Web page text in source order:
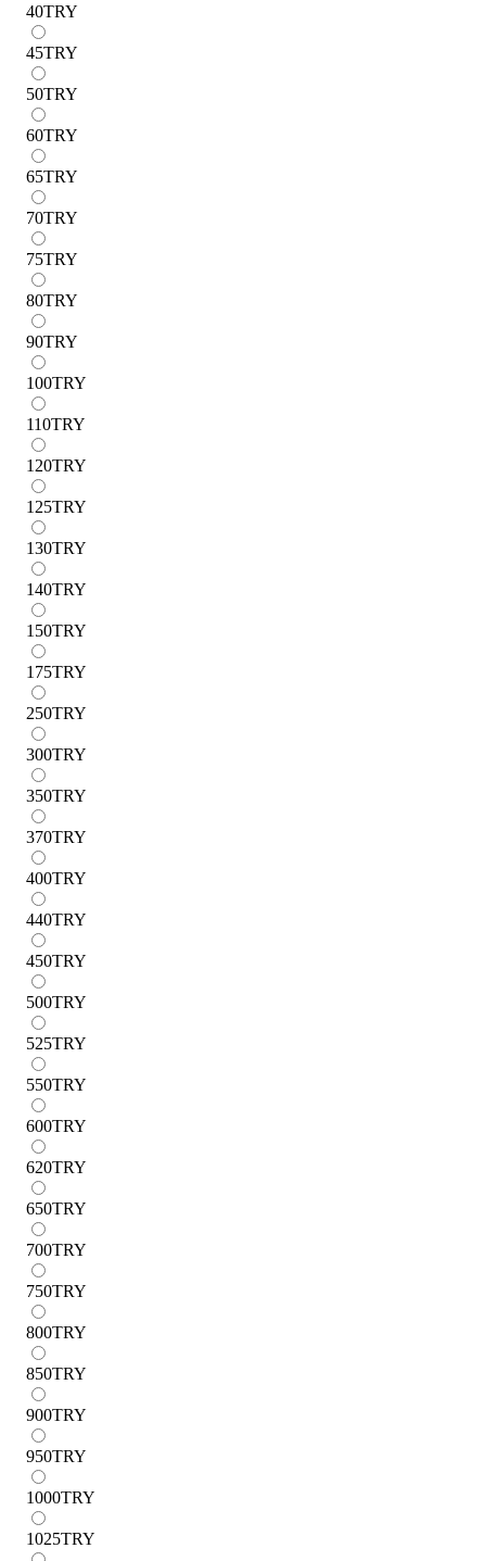
40TRY
45TRY
50TRY
60TRY
65TRY
70TRY
75TRY
80TRY
90TRY
100TRY
110TRY
120TRY
125TRY
130TRY
140TRY
150TRY
175TRY
250TRY
300TRY
350TRY
370TRY
400TRY
440TRY
450TRY
500TRY
525TRY
550TRY
600TRY
620TRY
650TRY
700TRY
750TRY
800TRY
850TRY
900TRY
950TRY
1000TRY
1025TRY